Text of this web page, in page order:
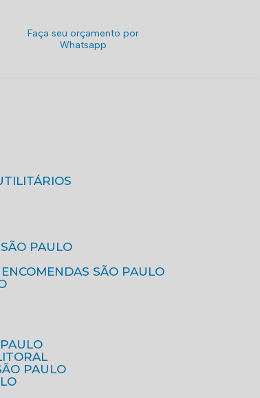
Faça seu orçamento por
Whatsapp
UTILITÁRIOS
PAULO
SÃO PAULO
PAULO